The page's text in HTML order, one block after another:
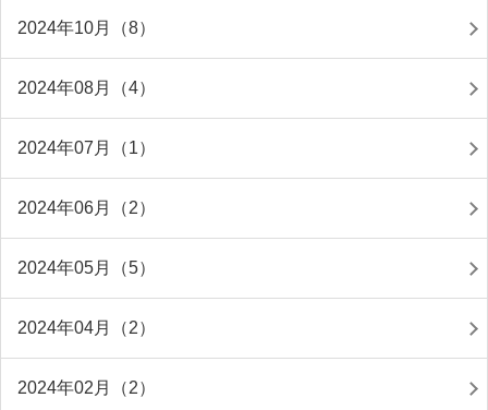
2024年10月（8）
2024年08月（4）
2024年07月（1）
2024年06月（2）
2024年05月（5）
2024年04月（2）
2024年02月（2）